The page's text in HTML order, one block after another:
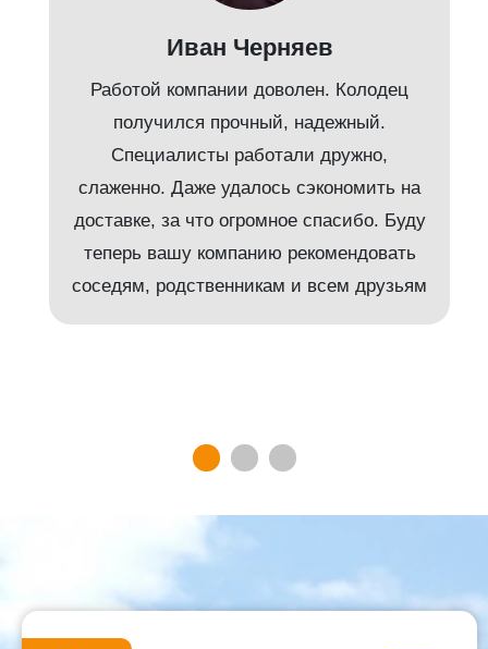
Иван Черняев
Работой компании доволен. Колодец
получился прочный, надежный.
Специалисты работали дружно,
слаженно. Даже удалось сэкономить на
доставке, за что огромное спасибо. Буду
теперь вашу компанию рекомендовать
соседям, родственникам и всем друзьям